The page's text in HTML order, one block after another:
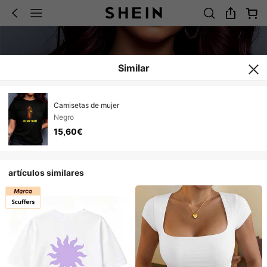
Similar
Camisetas de mujer
Negro
15,60€
artículos similares